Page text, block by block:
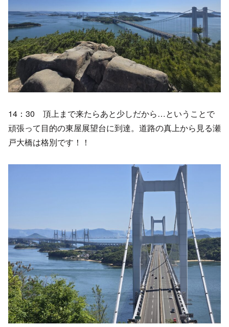
14：30 頂上まで来たらあと少しだから…ということで
頑張って目的の東屋展望台に到達。道路の真上から見る瀬
戸大橋は格別です！！